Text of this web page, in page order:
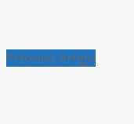
Próximo Artigo